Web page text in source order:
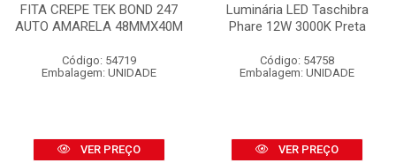
FITA CREPE TEK BOND 247
AUTO AMARELA 48MMX40M
Código: 54719
Embalagem: UNIDADE
VER PREÇO
Luminária LED Taschibra
Phare 12W 3000K Preta
Código: 54758
Embalagem: UNIDADE
VER PREÇO